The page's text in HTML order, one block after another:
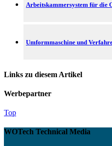
Arbeitskammersystem für die
Umformmaschine und
Links zu diesem Artikel
Werbepartner
Top
WOTech Technical Media